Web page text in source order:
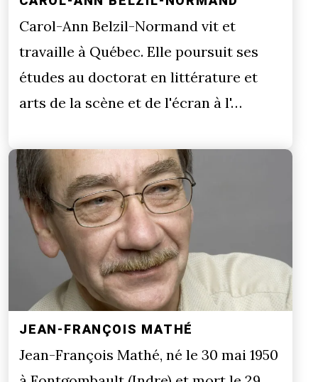
Carol-Ann Belzil-Normand vit et
travaille à Québec. Elle poursuit ses
études au doctorat en littérature et
arts de la scène et de l'écran à l'…
JEAN-FRANÇOIS MATHÉ
Jean-François Mathé, né le 30 mai 1950